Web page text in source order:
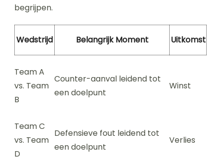
begrijpen.
Wedstrijd Belangrijk Moment Uitkomst
Team A
vs. Team
B
Counter-aanval leidend tot
een doelpunt
Winst
Team C
vs. Team
D
Defensieve fout leidend tot
een doelpunt
Verlies